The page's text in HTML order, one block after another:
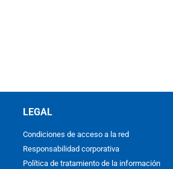
LEGAL
Condiciones de acceso a la red
Responsabilidad corporativa
Política de tratamiento de la información